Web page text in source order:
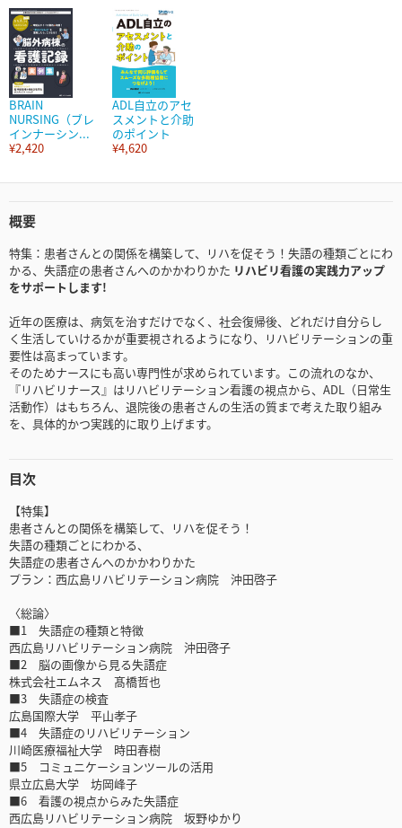
BRAIN
NURSING（ブレ
インナーシン...
¥2,420
ADL自立のアセ
スメントと介助
のポイント
¥4,620
概要
特集：患者さんとの関係を構築して、リハを促そう！失語の種類ごとにわ
かる、失語症の患者さんへのかかわりかた リハビリ看護の実践力アップ
をサポートします!
近年の医療は、病気を治すだけでなく、社会復帰後、どれだけ自分らし
く生活していけるかが重要視されるようになり、リハビリテーションの重
要性は高まっています。
そのためナースにも高い専門性が求められています。この流れのなか、
『リハビリナース』はリハビリテーション看護の視点から、ADL（日常生
活動作）はもちろん、退院後の患者さんの生活の質まで考えた取り組み
を、具体的かつ実践的に取り上げます。
目次
【特集】
患者さんとの関係を構築して、リハを促そう！
失語の種類ごとにわかる、
失語症の患者さんへのかかわりかた
プラン：西広島リハビリテーション病院 沖田啓子
〈総論〉
■1 失語症の種類と特徴
西広島リハビリテーション病院 沖田啓子
■2 脳の画像から見る失語症
株式会社エムネス 髙橋哲也
■3 失語症の検査
広島国際大学 平山孝子
■4 失語症のリハビリテーション
川崎医療福祉大学 時田春樹
■5 コミュニケーションツールの活用
県立広島大学 坊岡峰子
■6 看護の視点からみた失語症
西広島リハビリテーション病院 坂野ゆかり